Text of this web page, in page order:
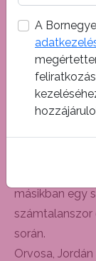
kerültünk
Szalon
és a Kései
egyik
mondta egy
A „beteg”, a
Piroska az
másikban egy
során.
Orvosa,
A